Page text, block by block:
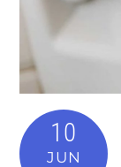
10
JUN